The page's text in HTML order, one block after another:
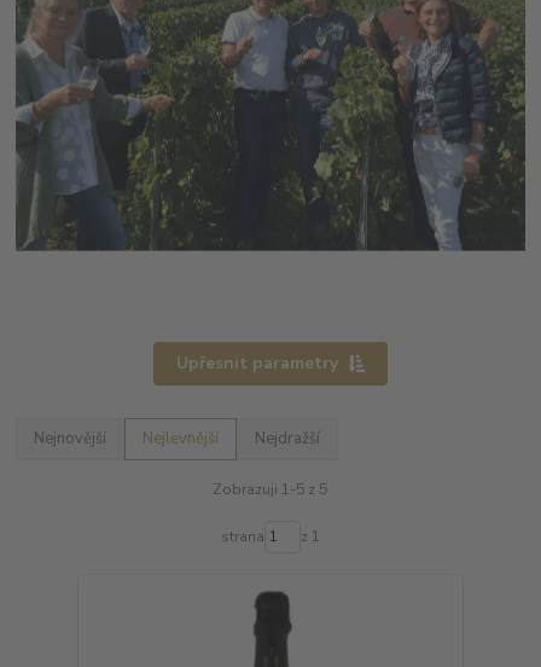
Upřesnit parametry
Nejnovější Nejlevnější Nejdražší
Zobrazuji 1-5 z 5
strana z 1